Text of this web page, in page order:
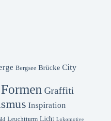
Bergsee Brücke City
Formen Graffiti
Inspiration
Leuchtturm Licht Lokomotive